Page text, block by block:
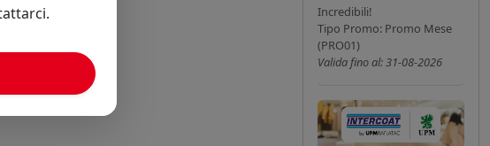
Incredibili!
Tipo Promo: Promo Mese
(PRO01)
Valida fino al: 31-08-2026